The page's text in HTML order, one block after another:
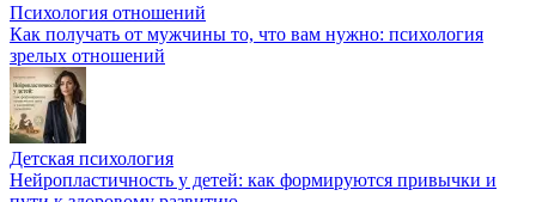
Психология отношений
Как получать от мужчины то, что вам нужно: психология
зрелых отношений
Детская психология
Нейропластичность у детей: как формируются привычки и